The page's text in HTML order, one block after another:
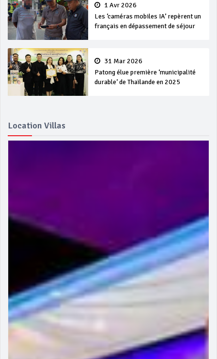
1 Avr 2026
Les ‘caméras mobiles IA’ repèrent un
français en dépassement de séjour
31 Mar 2026
Patong élue première ‘municipalité
durable’ de Thaïlande en 2025
Location Villas